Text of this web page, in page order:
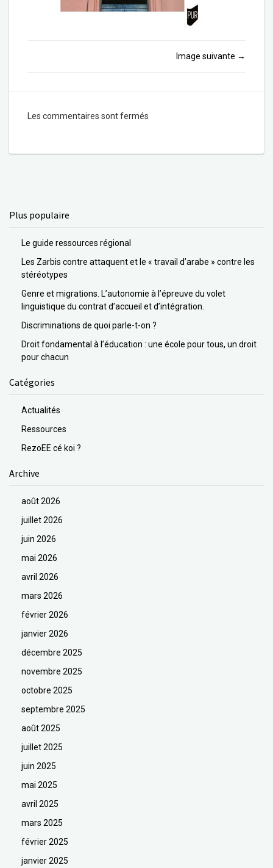
Image suivante →
Les commentaires sont fermés
Plus populaire
Le guide ressources régional
Les Zarbis contre attaquent et le « travail d’arabe » contre les
stéréotypes
Genre et migrations. L’autonomie à l’épreuve du volet
linguistique du contrat d’accueil et d’intégration.
Discriminations de quoi parle-t-on ?
Droit fondamental à l’éducation : une école pour tous, un droit
pour chacun
Catégories
Actualités
Ressources
RezoEE cé koi ?
Archive
août 2026
juillet 2026
juin 2026
mai 2026
avril 2026
mars 2026
février 2026
janvier 2026
décembre 2025
novembre 2025
octobre 2025
septembre 2025
août 2025
juillet 2025
juin 2025
mai 2025
avril 2025
mars 2025
février 2025
janvier 2025